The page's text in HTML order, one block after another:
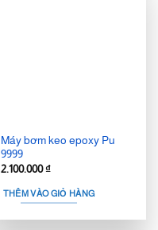
Máy bơm keo epoxy Pu
9999
2.100.000₫
THÊM VÀO GIỎ HÀNG